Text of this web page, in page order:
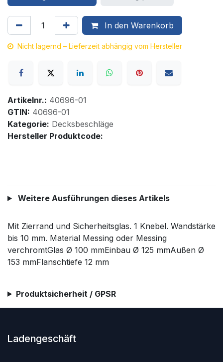
In den Warenkorb
Nicht lagernd – Lieferzeit abhängig vom Hersteller
Artikelnr.: 40696-01
GTIN: 40696-01
Kategorie: Decksbeschläge
Hersteller Produktcode:
Weitere Ausführungen dieses Artikels
Mit Zierrand und Sicherheitsglas. 1 Knebel. Wandstärke
bis 10 mm. Material Messing oder Messing
verchromtGlas Ø 100 mmEinbau Ø 125 mmAußen Ø
153 mmFlanschtiefe 12 mm
Produktsicherheit / GPSR
Ladengeschäft